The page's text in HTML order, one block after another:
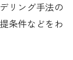
リング手法の
条件などをわ